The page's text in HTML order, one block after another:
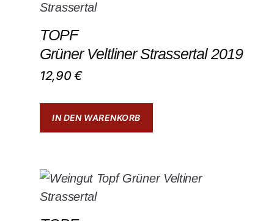
TOPF
Grüner Veltliner Strassertal 2019
12,90€
IN DEN WARENKORB